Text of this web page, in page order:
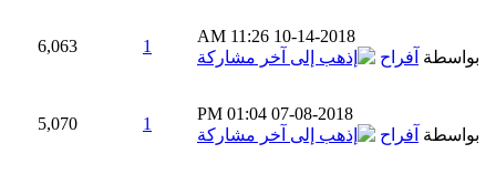
10-14-2018
11:26 AM
بواسطة آفراح
1
6,063
07-08-2018
01:04 PM
بواسطة آفراح
1
5,070